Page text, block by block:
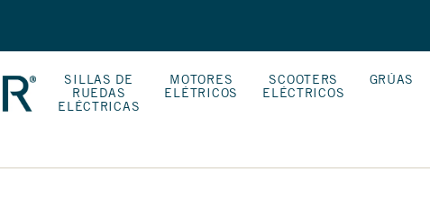
SILLAS DE
RUEDAS
ELÉCTRICAS
MOTORES
ELÉTRICOS
SCOOTERS
ELÉCTRICOS
GRÚAS